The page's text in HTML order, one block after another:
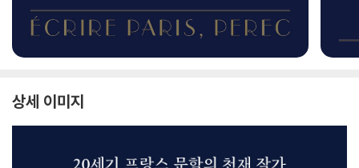
상세 이미지